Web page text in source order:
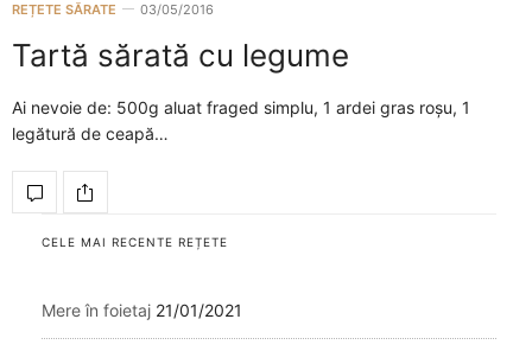
REȚETE SĂRATE 03/05/2016
Tartă sărată cu legume
Ai nevoie de: 500g aluat fraged simplu, 1 ardei gras roșu, 1
legătură de ceapă…
CELE MAI RECENTE REȚETE
Mere în foietaj 21/01/2021